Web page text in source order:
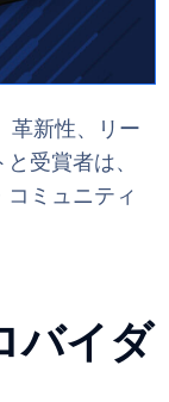
革新性、リー
受賞者は、
ミュニティ
バイダ